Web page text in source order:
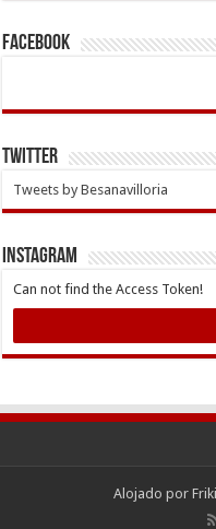
Facebook
Twitter
Tweets by Besanavilloria
INSTAGRAM
Can not find the Access Token!
Alojado por